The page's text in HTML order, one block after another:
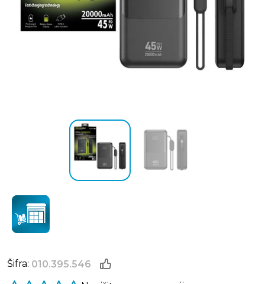
Šifra: 010.395.546